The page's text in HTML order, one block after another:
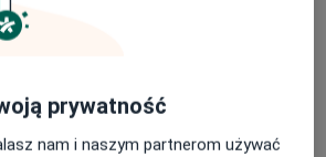
prywatność
nam i naszym partnerom używać